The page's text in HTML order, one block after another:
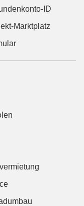
ID
Marktplatz